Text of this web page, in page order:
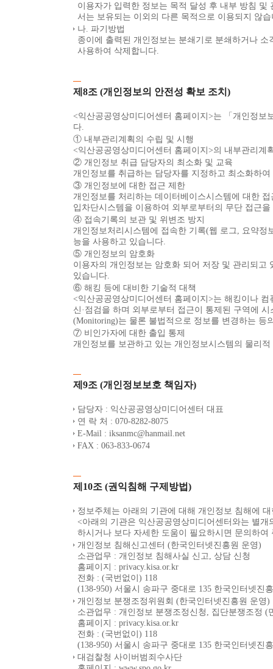
이용자가 입력한 정보는 목적 달성 후 내부 방침
서는 보유되는 이외의 다른 목적으로 이용되지 않습
나. 파기방법
종이에 출력된 개인정보는 분쇄기로 분쇄하거나
사용하여 삭제합니다.
제8조 (개인정보의 안전성 확보 조치)
<익산공공영상미디어센터 홈페이지>는 「개인정
다.
① 내부관리계획의 수립 및 시행
<익산공공영상미디어센터 홈페이지>의 내부관리
② 개인정보 취급 담당자의 최소화 및 교육
개인정보를 취급하는 담당자를 지정하고 최소화하
③ 개인정보에 대한 접근 제한
개인정보를 처리하는 데이터베이스시스템에 대한
입차단시스템을 이용하여 외부로부터의 무단 접근
④ 접속기록의 보관 및 위변조 방지
개인정보처리시스템에 접속한 기록(웹 로그, 요약
능을 사용하고 있습니다.
⑤ 개인정보의 암호화
이용자의 개인정보는 암호화 되어 저장 및 관리되
있습니다.
⑥ 해킹 등에 대비한 기술적 대책
<익산공공영상미디어센터 홈페이지>는 해킹이나
신·점검을 하며 외부로부터 접근이 통제된 구역에
(Monitoring)는 물론 불법적으로 정보를 변경하는 등
⑦ 비인가자에 대한 출입 통제
개인정보를 보관하고 있는 개인정보시스템의 물리
제9조 (개인정보보호 책임자)
담당자 : 익산공공영상미디어센터 대표
연 락 처 : 070-8282-8075
E-Mail : iksanmc@hanmail.net
FAX : 063-833-0674
제10조 (권익침해 구제방법)
정보주체는 아래의 기관에 대해 개인정보 침해에
<아래의 기관은 익산공공영상미디어센터와는 별
하시거나 보다 자세한 도움이 필요하시면 문의하여
개인정보 침해신고센터 (한국인터넷진흥원 운영)
소관업무 : 개인정보 침해사실 신고, 상담 신청
홈페이지 : privacy.kisa.or.kr
전화 : (국번없이) 118
(138-950) 서울시 송파구 중대로 135 한국인터넷진
개인정보 분쟁조정위원회 (한국인터넷진흥원 운영)
소관업무 : 개인정보 분쟁조정신청, 집단분쟁조정 (
홈페이지 : privacy.kisa.or.kr
전화 : (국번없이) 118
(138-950) 서울시 송파구 중대로 135 한국인터넷진
대검찰청 사이버범죄수사단